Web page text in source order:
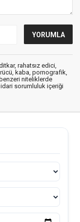
rahatsız edici,
kaba, pornografik,
niteliklerde
sorumluluk içeriği